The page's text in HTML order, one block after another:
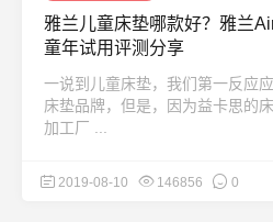
雅兰儿童床垫哪款好？雅兰
童年试用评测分享
一说到儿童床垫，我们第一反应
床垫品牌，但是，因为益卡思的
加工厂 ...
2019-08-10 146856 0